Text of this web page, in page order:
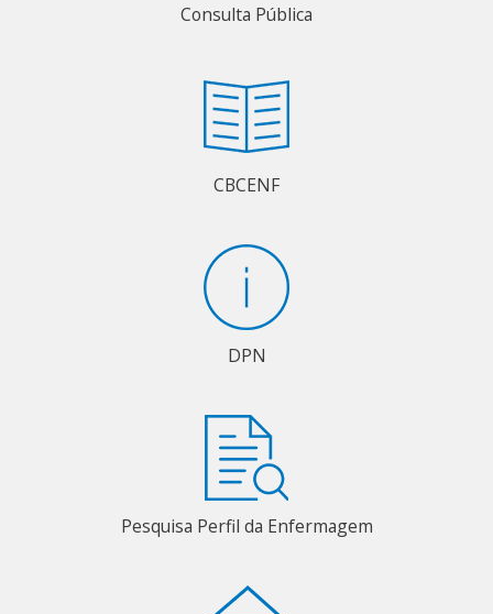
Consulta Pública
CBCENF
DPN
Pesquisa Perfil da Enfermagem